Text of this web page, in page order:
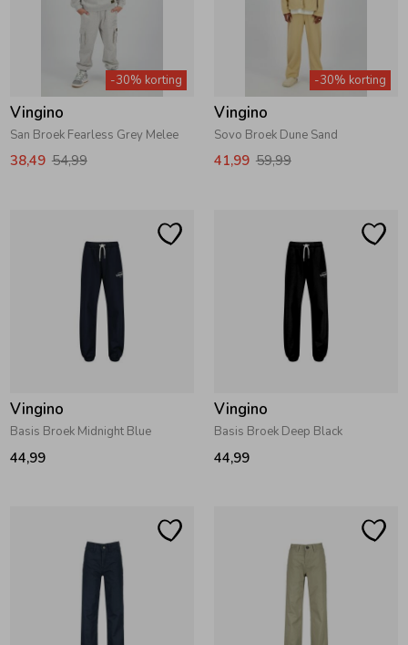
Kledingaccessoires
Beenmode
Rompers
Ondergoed
Zomeraccessoires
Kledingaccessoires
Winteraccessoires
-30% korting
Vingino
San Broek Fearless Grey Melee
38,49 54,99
-30% korting
Vingino
Sovo Broek Dune Sand
41,99 59,99
Vingino
Basis Broek Midnight Blue
44,99
Vingino
Basis Broek Deep Black
44,99